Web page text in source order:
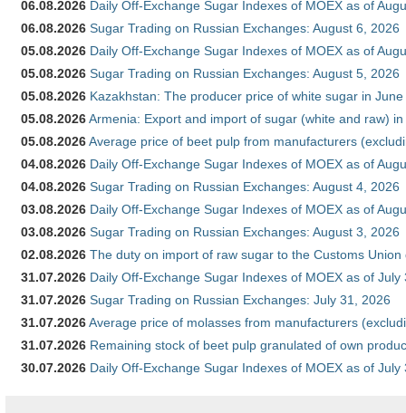
06.08.2026 Daily Off-Exchange Sugar Indexes of MOEX as of
06.08.2026 Sugar Trading on Russian Exchanges: August 6, 2026
05.08.2026 Daily Off-Exchange Sugar Indexes of MOEX as of
05.08.2026 Sugar Trading on Russian Exchanges: August 5, 2026
05.08.2026 Kazakhstan: The producer price of white sugar in
05.08.2026Armenia: Export and import of sugar (white and raw)
05.08.2026Average price of beet pulp from manufacturers
04.08.2026 Daily Off-Exchange Sugar Indexes of MOEX as of
04.08.2026 Sugar Trading on Russian Exchanges: August 4, 2026
03.08.2026 Daily Off-Exchange Sugar Indexes of MOEX as of
03.08.2026 Sugar Trading on Russian Exchanges: August 3, 2026
02.08.2026 The duty on import of raw sugar to the Customs
31.07.2026 Daily Off-Exchange Sugar Indexes of MOEX as of July
31.07.2026 Sugar Trading on Russian Exchanges: July 31, 2026
31.07.2026Average price of molasses from manufacturers
31.07.2026 Remaining stock of beet pulp granulated of own
30.07.2026 Daily Off-Exchange Sugar Indexes of MOEX as of July